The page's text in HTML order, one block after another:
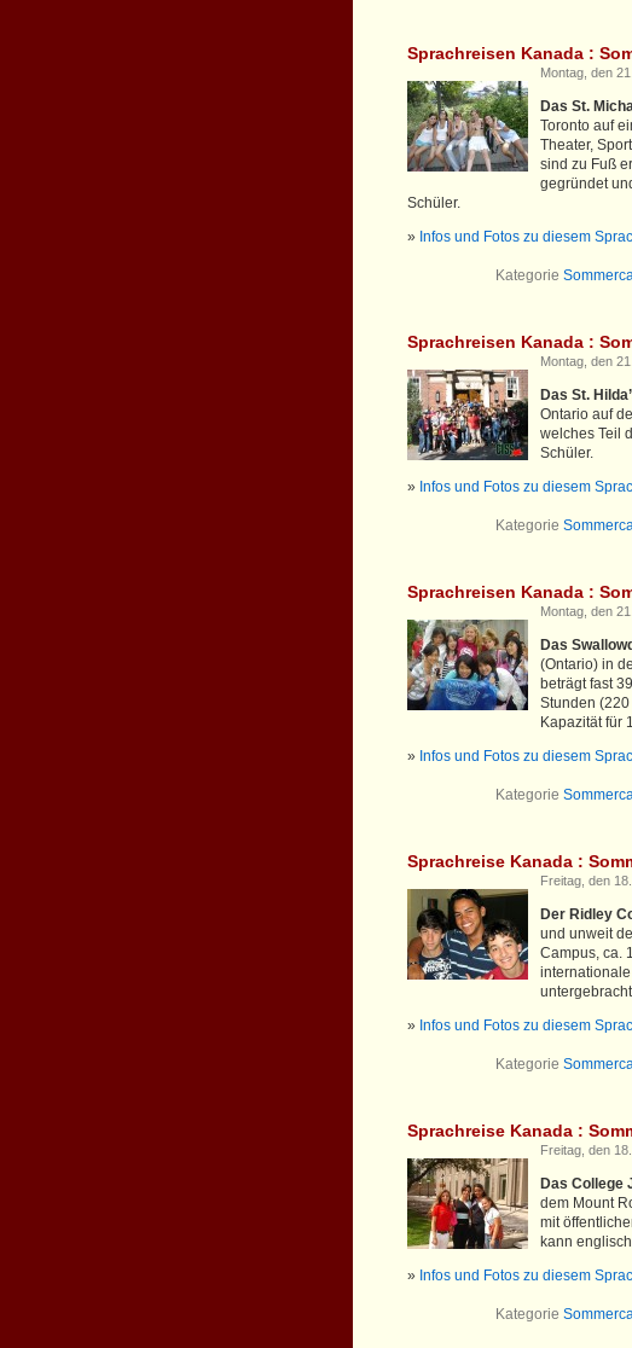
Sprachreisen Kanada :
Montag, den
Das St.
Toronto auf
Theater,
sind zu Fuß
gegründet
Schüler.
» Infos und Fotos zu diesem
Kategorie
Sprachreisen Kanada :
Montag, den
Das St.
Ontario auf
welches Teil
Schüler.
» Infos und Fotos zu diesem
Kategorie
Sprachreisen Kanada :
Montag, den
Das
(Ontario) in
beträgt fast
Stunden
Kapazität für
» Infos und Fotos zu diesem
Kategorie
Sprachreise Kanada :
Freitag, den
Der Ridley
und unweit
Campus, ca.
» Infos und Fotos zu diesem
Kategorie
Sprachreise Kanada :
Freitag, den
Das College
dem Mount
mit
kann
» Infos und Fotos zu diesem
Kategorie